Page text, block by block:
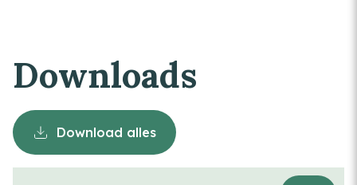
Downloads
Download alles